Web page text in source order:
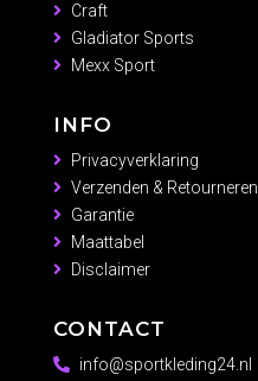
Craft
Gladiator Sports
Mexx Sport
INFO
Privacyverklaring
Verzenden & Retourneren
Garantie
Maattabel
Disclaimer
CONTACT
info@sportkleding24.nl